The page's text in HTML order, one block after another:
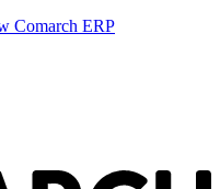
Comarch ERP